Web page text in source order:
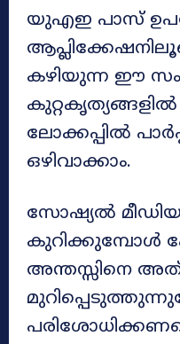
യുഎഇ പാസ്
കഴിയുന്ന ഈ
ലോക്കപ്പിൽ
ഒഴിവാക്കാം.
സോഷ്യൽ
കുറിക്കുമ്പോൾ
അന്തസ്സിനെ